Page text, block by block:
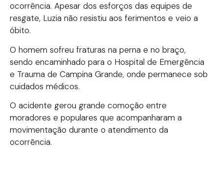
ocorrência. Apesar dos esforços das equipes de
resgate, Luzia não resistiu aos ferimentos e veio a
óbito.
O homem sofreu fraturas na perna e no braço,
sendo encaminhado para o Hospital de Emergência
e Trauma de Campina Grande, onde permanece sob
cuidados médicos.
O acidente gerou grande comoção entre
moradores e populares que acompanharam a
movimentação durante o atendimento da
ocorrência.